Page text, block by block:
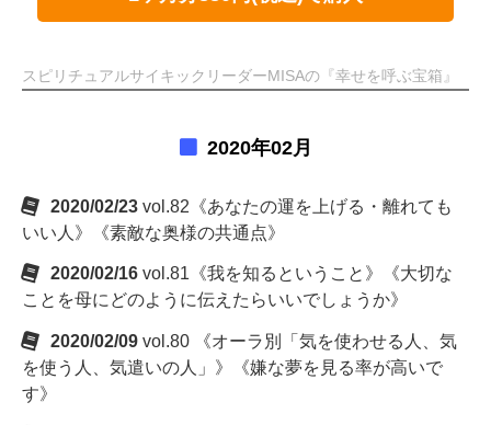
スピリチュアルサイキックリーダーMISAの『幸せを呼ぶ宝箱』
2020年02月
2020/02/23 vol.82《あなたの運を上げる・離れても
いい人》《素敵な奥様の共通点》
2020/02/16 vol.81《我を知るということ》《大切な
ことを母にどのように伝えたらいいでしょうか》
2020/02/09 vol.80 《オーラ別「気を使わせる人、気
を使う人、気遣いの人」》《嫌な夢を見る率が高いで
す》